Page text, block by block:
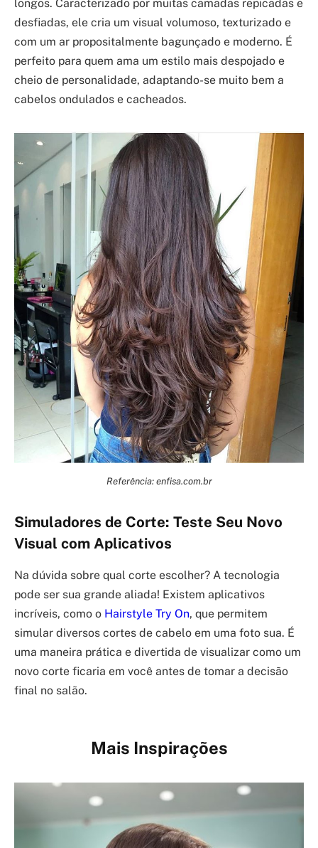
longos. Caracterizado por muitas camadas repicadas e
desfiadas, ele cria um visual volumoso, texturizado e
com um ar propositalmente bagunçado e moderno. É
perfeito para quem ama um estilo mais despojado e
cheio de personalidade, adaptando-se muito bem a
cabelos ondulados e cacheados.
Referência: enfisa.com.br
Simuladores de Corte: Teste Seu Novo
Visual com Aplicativos
Na dúvida sobre qual corte escolher? A tecnologia
pode ser sua grande aliada! Existem aplicativos
incríveis, como o Hairstyle Try On, que permitem
simular diversos cortes de cabelo em uma foto sua. É
uma maneira prática e divertida de visualizar como um
novo corte ficaria em você antes de tomar a decisão
final no salão.
Mais Inspirações